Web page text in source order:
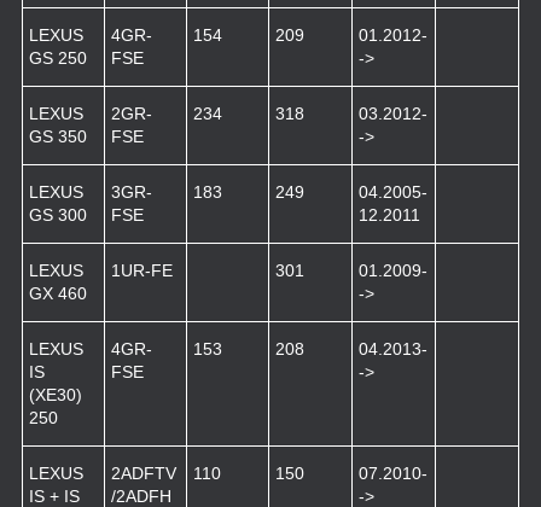
LEXUS
GS 250
4GR-
FSE
154 209
01.2012-
->
LEXUS
GS 350
2GR-
FSE
234 318
03.2012-
->
LEXUS
GS 300
3GR-
FSE
183 249
04.2005-
12.2011
LEXUS
GX 460
1UR-FE 301
01.2009-
->
LEXUS
IS
(XE30)
250
4GR-
FSE
153 208
04.2013-
->
LEXUS
IS + IS
2ADFTV
/2ADFH
110 150
07.2010-
->